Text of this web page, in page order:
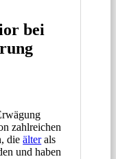
bei
zahlreichen
dieälterals
und haben